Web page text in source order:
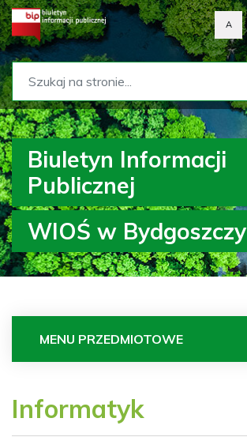
A
Biuletyn Informacji
Publicznej
WIOŚ w Bydgoszczy
MENU PRZEDMIOTOWE
Informatyk